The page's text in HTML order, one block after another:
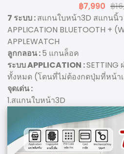
฿7,990 ฿
7 ระบบ :สแกนใบหน้า3D สแกนนิ้
APPLICATION BLUETOOTH +
APPLEWATCH
ลูกกลอน :5 แกนล็อค
ระบบ APPLICATION :SETTING
ทั้งหมด (โดนที่ไม่ต้องกดปุ่มที่หน้า
จุดเด่น :
1.สแกนใบหน้า3D